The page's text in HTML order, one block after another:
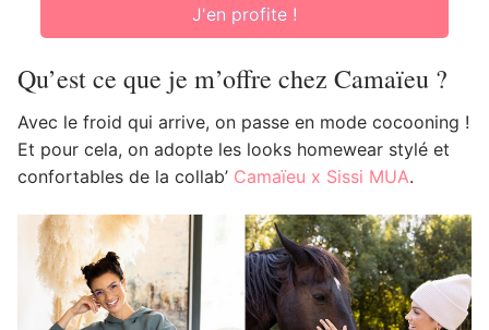
J'en profite !
Qu’est ce que je m’offre chez Camaïeu ?
Avec le froid qui arrive, on passe en mode cocooning !
Et pour cela, on adopte les looks homewear stylé et
confortables de la collab’ Camaïeu x Sissi MUA.